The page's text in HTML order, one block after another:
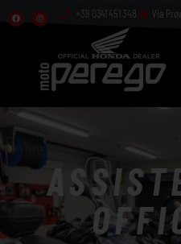
+39 0341 451 348 Via